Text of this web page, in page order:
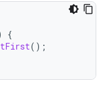
{
();